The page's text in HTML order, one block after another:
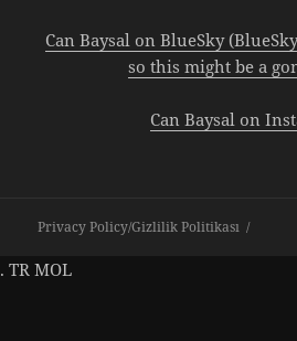
Can Baysal on BlueSky
so this might be a
Can Baysal on
Privacy Policy/Gizlilik Politikası
. TR MOL